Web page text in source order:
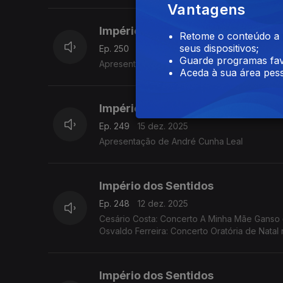
Império dos Sentidos
Ep. 250
16 dez. 2025
Apresentação de André Cunha Leal
Império dos Sentidos
Ep. 249
15 dez. 2025
Apresentação de André Cunha Leal
Império dos Sentidos
Ep. 248
12 dez. 2025
Cesário Costa: Concerto A Minha Mãe
Osvaldo Ferreira: Concerto Oratória de
Império dos Sentidos
Vantagens
Retome o conteúdo
seus dispositivos;
Guarde programas
Aceda à sua área